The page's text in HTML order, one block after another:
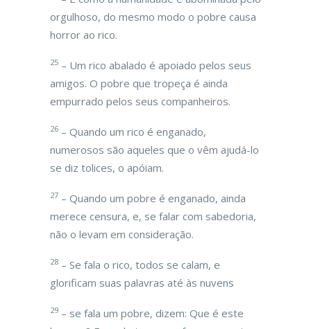
orgulhoso, do mesmo modo o pobre causa
horror ao rico.
25 – Um rico abalado é apoiado pelos seus
amigos. O pobre que tropeça é ainda
empurrado pelos seus companheiros.
26 – Quando um rico é enganado,
numerosos são aqueles que o vêm ajudá-lo
se diz tolices, o apóiam.
27 – Quando um pobre é enganado, ainda
merece censura, e, se falar com sabedoria,
não o levam em consideração.
28 – Se fala o rico, todos se calam, e
glorificam suas palavras até às nuvens
29 – se fala um pobre, dizem: Que é este